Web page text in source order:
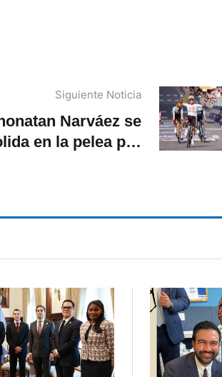
Siguiente Noticia
Narváez se
en la pelea por